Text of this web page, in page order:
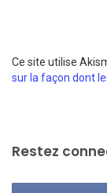
Ce site utilise
sur la façon dont
Restez